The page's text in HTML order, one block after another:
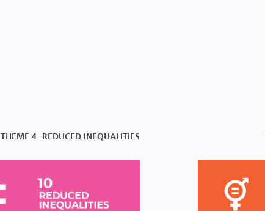
THEME 4. REDUCED INEQUALITIES